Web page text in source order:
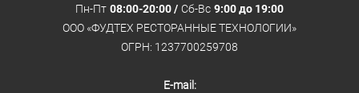
Пн-Пт 08:00-20:00 / Сб-Вс 9:00 до 19:00
ООО «ФУДТЕХ РЕСТОРАННЫЕ ТЕХНОЛОГИИ»
ОГРН: 1237700259708
E-mail: